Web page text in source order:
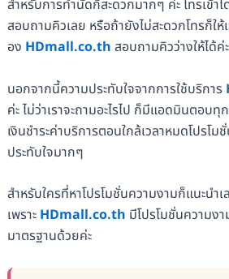
สำหรับการทำนัดก็สะดวกมากๆ ค่ะ โทรเข้
สอบถามคิวเลย หรือถ้ายังไม่สะดวกโทรก็ใ
อง HDmall.co.th สอบถามคิวว่างให้ได้ค่ะ
นอกจากนี้ความประทับใจจากการใช้บริการ
ค่ะ ไม่ว่าเราจะถามอะไรไป ก็มีแอดมินตอบทุ
เงินชำระค่าบริการตอนใกล้เวลาหมดโปรโ
ประทับใจมากๆ
สำหรับใครที่หาโปรโมชั่นความงามก็แนะนำเ
เพราะ HDmall.co.th มีโปรโมชั่นความง
มาตรฐานด้วยค่ะ